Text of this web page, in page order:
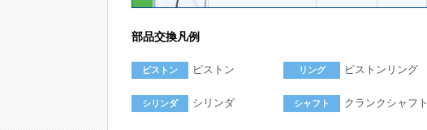
部品交換凡例
ピストン ピストン リング ピストンリング
シリンダ シリンダ シャフト クランクシャフト